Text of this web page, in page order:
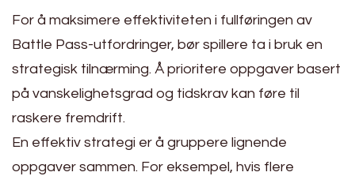
For å maksimere effektiviteten i fullføringen av
Battle Pass-utfordringer, bør spillere ta i bruk en
strategisk tilnærming. Å prioritere oppgaver basert
på vanskelighetsgrad og tidskrav kan føre til
raskere fremdrift.
En effektiv strategi er å gruppere lignende
oppgaver sammen. For eksempel, hvis flere